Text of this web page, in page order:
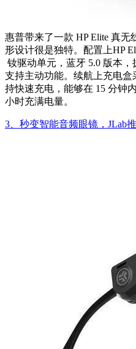
惠普带来了一款 HP Elite 真
形设计很是独特。配置上HP
钕驱动单元，蓝牙 5.0 版本
支持主动功能。续航上充电盒
持快速充电，能够在 15 分钟
小时充满电量。
3、秒变智能音频眼镜，JLab